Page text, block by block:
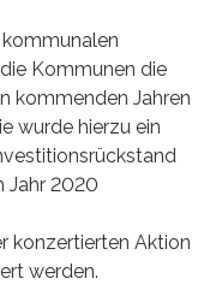
Kommunen die
kommenden Jahren
wurde hierzu ein
Jahr 2020
konzertierten Aktion
werden.